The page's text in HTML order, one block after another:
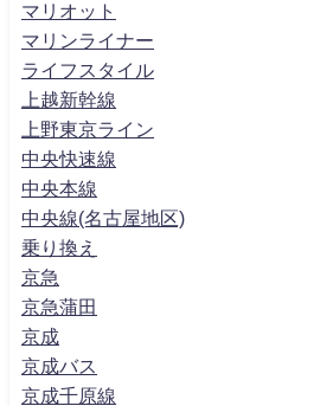
マリオット
マリンライナー
ライフスタイル
上越新幹線
上野東京ライン
中央快速線
中央本線
中央線(名古屋地区)
乗り換え
京急
京急蒲田
京成
京成バス
京成千原線